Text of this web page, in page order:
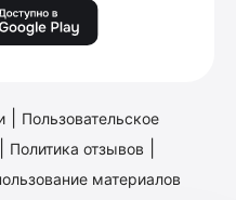
Пользовательское
Политика отзывов
материалов